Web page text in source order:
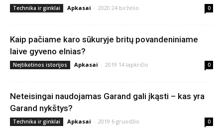
Technika ir ginklai Apkasai - 2020 24 birželio 0
Kaip pačiame karo sūkuryje britų povandeniniame
laive gyveno elnias?
Neįtikėtinos istorijos Apkasai - 2019 14 lapkričio 0
Neteisingai naudojamas Garand gali įkąsti – kas yra
Garand nykštys?
Technika ir ginklai Apkasai - 2019 6 gruodžio 0